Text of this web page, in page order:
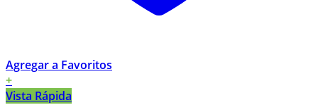
Agregar a Favoritos
+
Vista Rápida